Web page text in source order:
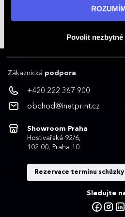
informací navštivte naši stránku
Povolit nezbytné
Kontakty na
Zákaznická podpora
+420 222 367 900
obchod@inetprint.cz
Showroom Praha
Hostivařská 92/6,
102 00, Praha 10
Rezervace termínu schůzky
Sledujte